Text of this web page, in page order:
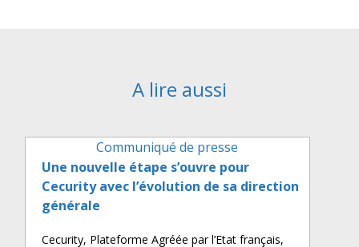
A lire aussi
Communiqué de presse
Une nouvelle étape s’ouvre pour
Cecurity avec l’évolution de sa direction
générale
Cecurity, Plateforme Agréée par l’Etat français,